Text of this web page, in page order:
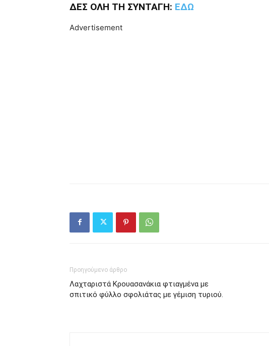
ΔΕΣ ΟΛΗ ΤΗ ΣΥΝΤΑΓΗ: ΕΔΩ
Advertisement
Προηγούμενο άρθρο
Λαχταριστά Κρουασανάκια φτιαγμένα με
σπιτικό φύλλο σφολιάτας με γέμιση τυριού.